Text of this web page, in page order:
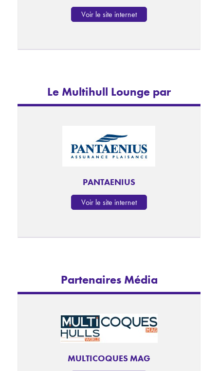
Voir le site internet
Le Multihull Lounge par
PANTAENIUS
Voir le site internet
Partenaires Média
MULTICOQUES MAG